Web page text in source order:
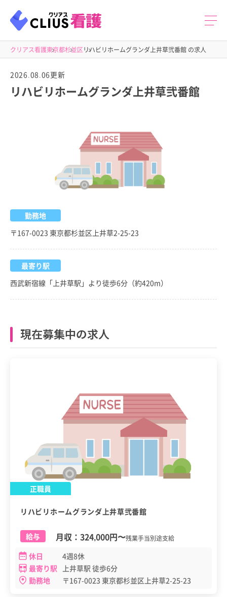
クリアス看護東京都杉並区リハビリホームグランダ上井草弐番館 の求人
2026.08.06更新
リハビリホームグランダ上井草弐番館
勤務地
〒167-0023 東京都杉並区上井草2-25-23
最寄り駅
西武新宿線「上井草駅」より徒歩6分（約420m）
現在募集中の求人
正職員
リハビリホームグランダ上井草弐番館
給与 月収： 324,000円〜残業手当別途支給
休日
4週8休
最寄り駅 上井草駅 徒歩6分
勤務地
〒167-0023 東京都杉並区上井草2-25-23